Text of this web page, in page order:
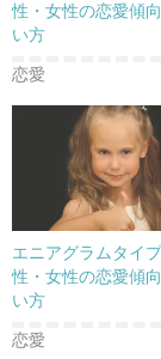
性・女性の恋愛傾
い方
恋愛
エニアグラムタイ
性・女性の恋愛傾
い方
恋愛